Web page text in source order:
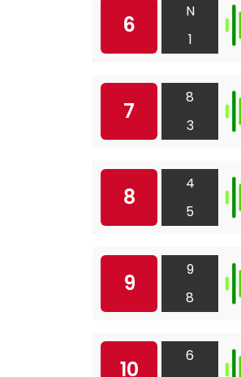
6
N
1
7
8
3
8
4
5
9
9
8
10
6